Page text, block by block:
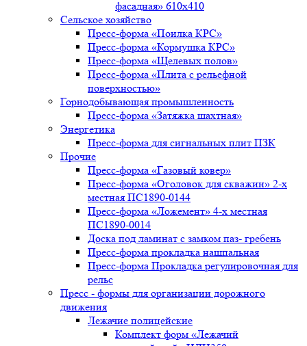
фасадная» 610х410
Сельское хозяйство
Пресс-форма «Поилка КРС»
Пресс-форма «Кормушка КРС»
Пресс-форма «Щелевых полов»
Пресс-форма «Плита с рельефной
поверхностью»
Горнодобывающая промышленность
Пресс-форма «Затяжка шахтная»
Энергетика
Пресс-форма для сигнальных плит ПЗК
Прочие
Пресс-форма «Газовый ковер»
Пресс-форма «Оголовок для скважин» 2-х
местная ПС1890-0144
Пресс-форма «Ложемент» 4-х местная
ПС1890-0014
Доска под ламинат с замком паз- гребень
Пресс-форма прокладка нашпальная
Пресс-форма Прокладка регулировочная для
рельс
Пресс - формы для организации дорожного
движения
Лежачие полицейские
Комплект форм «Лежачий